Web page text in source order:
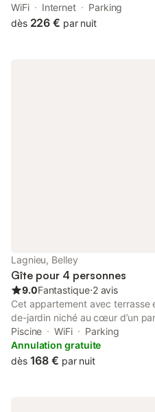
Réservation à la chambre
property set in Lagnieu and
WiFi Internet
Parking
dès 226 € par nuit
Lagnieu, Belley
Gîte pour 4 personnes
9.0Fantastique⋅2 avis
Cet appartement avec
de-jardin niché au cœur d’un
d’un cadre paisible, un
idéal pour se détendre. Parfait
logement dispose d’une cuisine
Piscine WiFi
Parking
Annulation gratuite
dès 168 € par nuit